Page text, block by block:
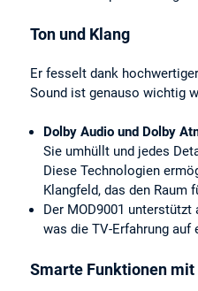
Ton und Klang
Er fesselt dank
Sound ist genauso wichtig
Dolby Audio und Dolby
Sie umhüllt und jedes
Diese Technologien
Klangfeld, das den Raum
Der MOD9001
was die TV-Erfahrung auf
Smarte Funktionen mit